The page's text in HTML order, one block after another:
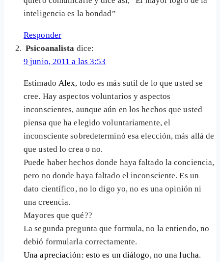
inteligencia es la bondad”
Responder
Psicoanalista dice:
9 junio, 2011 a las 3:53
Estimado Alex, todo es más sutil de lo que usted se
cree. Hay aspectos voluntarios y aspectos
inconscientes, aunque aún en los hechos que usted
piensa que ha elegido voluntariamente, el
inconsciente sobredeterminó esa elección, más allá de
que usted lo crea o no.
Puede haber hechos donde haya faltado la conciencia,
pero no donde haya faltado el inconsciente. Es un
dato científico, no lo digo yo, no es una opinión ni
una creencia.
Mayores que qué??
La segunda pregunta que formula, no la entiendo, no
debió formularla correctamente.
Una apreciación: esto es un diálogo, no una lucha.